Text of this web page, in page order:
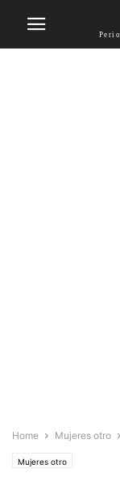
Home Mujeres otro
Mujeres otro